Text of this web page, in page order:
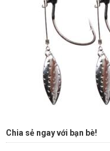
Chia sẻ ngay với bạn bè!